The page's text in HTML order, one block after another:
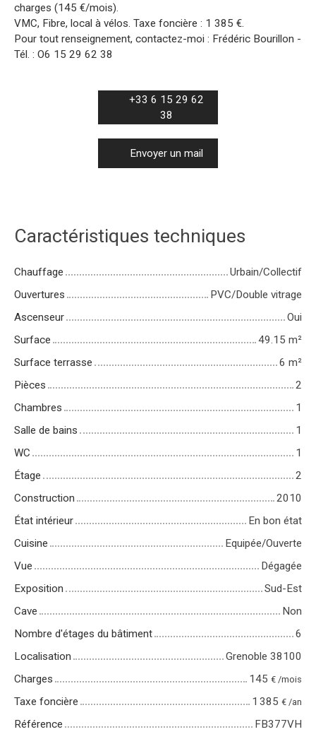
charges (145 €/mois).
VMC, Fibre, local à vélos. Taxe foncière : 1 385 €.
Pour tout renseignement, contactez-moi : Frédéric Bourillon -
Tél. : O6 15 29 62 38
+33 6 15 29 62
38
Envoyer un mail
Caractéristiques techniques
Chauffage
Urbain/Collectif
Ouvertures
PVC/Double vitrage
Ascenseur
Oui
Surface
49.15 m²
Surface terrasse
6 m²
Pièces
2
Chambres
1
Salle de bains
1
WC
1
Étage
2
Construction
2010
État intérieur
En bon état
Cuisine
Equipée/Ouverte
Vue
Dégagée
Exposition
Sud-Est
Cave
Non
Nombre d'étages du bâtiment
6
Localisation
Grenoble 38100
Charges
145 € /mois
Taxe foncière 1 385 € /an
Référence FB377VH